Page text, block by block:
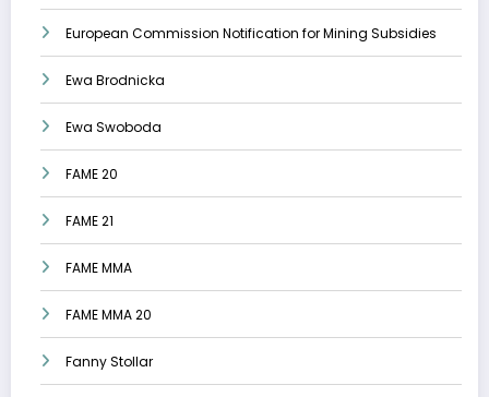
European Commission Notification for Mining Subsidies
Ewa Brodnicka
Ewa Swoboda
FAME 20
FAME 21
FAME MMA
FAME MMA 20
Fanny Stollar